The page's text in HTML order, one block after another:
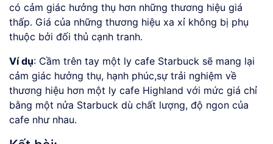
có cảm giác hưởng thụ hơn những thương hiệu giá
thấp. Giá của những thương hiệu xa xỉ không bị phụ
thuộc bởi đối thủ cạnh tranh.
Ví dụ: Cầm trên tay một ly cafe Starbuck sẽ mang lại
cảm giác hưởng thụ, hạnh phúc,sự trải nghiệm về
thương hiệu hơn một ly cafe Highland với mức giá chỉ
bằng một nửa Starbuck dù chất lượng, độ ngon của
cafe như nhau.